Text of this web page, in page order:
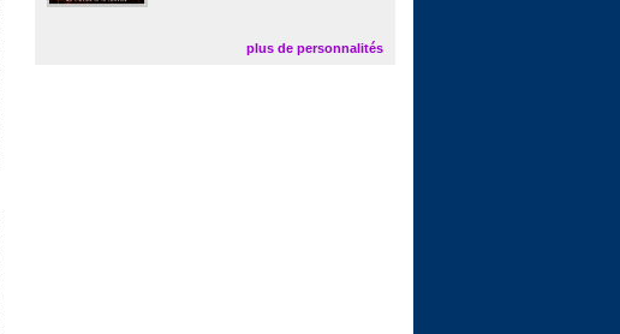
plus de personnalités